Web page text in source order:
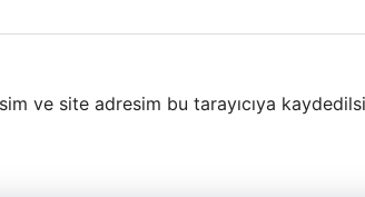
ve site adresim bu tarayıcıya